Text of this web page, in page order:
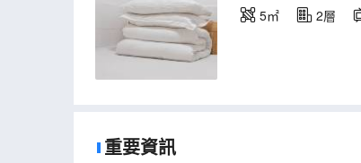
5㎡ 2層
重要資訊